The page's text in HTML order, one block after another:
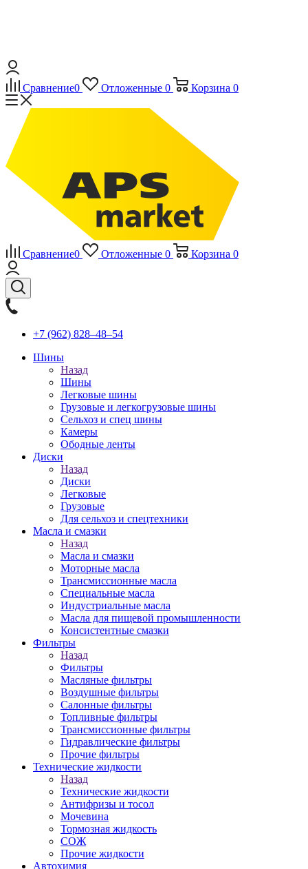
Сравнение0 Отложенные 0 Корзина 0
Сравнение0 Отложенные 0 Корзина 0
+7 (962) 828‒48‒54
Шины
Назад
Шины
Легковые шины
Грузовые и легкогрузовые шины
Сельхоз и спец шины
Камеры
Ободные ленты
Диски
Назад
Диски
Легковые
Грузовые
Для сельхоз и спецтехники
Масла и смазки
Назад
Масла и смазки
Моторные масла
Трансмиссионные масла
Специальные масла
Индустриальные масла
Масла для пищевой промышленности
Консистентные смазки
Фильтры
Назад
Фильтры
Масляные фильтры
Воздушные фильтры
Салонные фильтры
Топливные фильтры
Трансмиссионные фильтры
Гидравлические фильтры
Прочие фильтры
Технические жидкости
Назад
Технические жидкости
Антифризы и тосол
Мочевина
Тормозная жидкость
СОЖ
Прочие жидкости
Автохимия